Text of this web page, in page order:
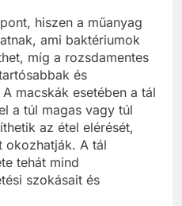
hiszen a műanyag
ami baktériumok
míg a rozsdamentes
és
macskák esetében a tál
a túl magas vagy túl
az étel elérését,
okozhatják. A tál
tehát mind
szokásait és